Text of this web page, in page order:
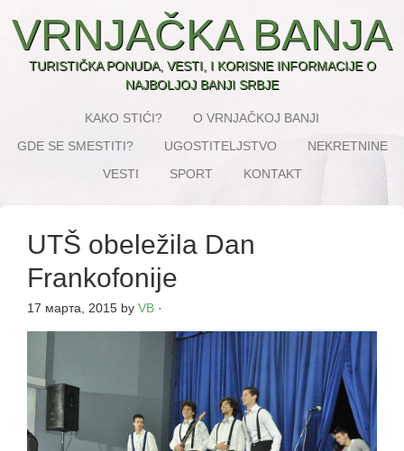
VRNJAČKA BANJA
TURISTIČKA PONUDA, VESTI, I KORISNE INFORMACIJE O
NAJBOLJOJ BANJI SRBJE
KAKO STIĆI?
O VRNJAČKOJ BANJI
GDE SE SMESTITI?
UGOSTITELJSTVO
NEKRETNINE
VESTI
SPORT KONTAKT
UTŠ obeležila Dan
Frankofonije
17 марта, 2015 by VB ·